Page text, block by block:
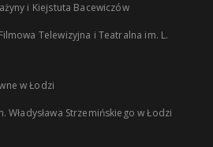
i Kiejstuta Bacewiczów
Telewizyjna i Teatralna im. L.
w Łodzi
Władysława Strzemińskiego w Łodzi